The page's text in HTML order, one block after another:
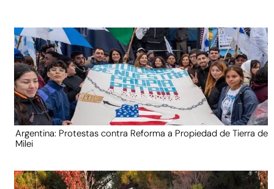
Argentina: Protestas contra Reforma a Propiedad de Tierra de
Milei